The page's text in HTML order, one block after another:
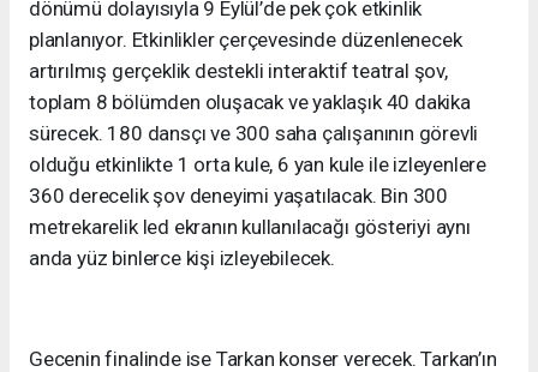
dönümü dolayısıyla 9 Eylül’de pek çok etkinlik
planlanıyor. Etkinlikler çerçevesinde düzenlenecek
artırılmış gerçeklik destekli interaktif teatral şov,
toplam 8 bölümden oluşacak ve yaklaşık 40 dakika
sürecek. 180 dansçı ve 300 saha çalışanının görevli
olduğu etkinlikte 1 orta kule, 6 yan kule ile izleyenlere
360 derecelik şov deneyimi yaşatılacak. Bin 300
metrekarelik led ekranın kullanılacağı gösteriyi aynı
anda yüz binlerce kişi izleyebilecek.
Gecenin finalinde ise Tarkan konser verecek. Tarkan’ın